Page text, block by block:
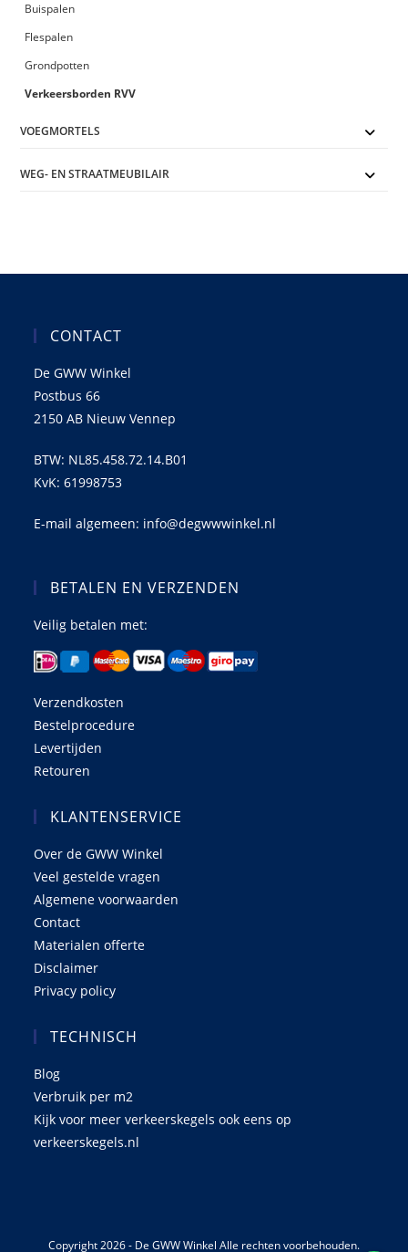
Buispalen
Flespalen
Grondpotten
Verkeersborden RVV
VOEGMORTELS
WEG- EN STRAATMEUBILAIR
CONTACT
De GWW Winkel
Postbus 66
2150 AB Nieuw Vennep
BTW: NL85.458.72.14.B01
KvK: 61998753
E-mail algemeen: info@degwwwinkel.nl
BETALEN EN VERZENDEN
Veilig betalen met:
Verzendkosten
Bestelprocedure
Levertijden
Retouren
KLANTENSERVICE
Over de GWW Winkel
Veel gestelde vragen
Algemene voorwaarden
Contact
Materialen offerte
Disclaimer
Privacy policy
TECHNISCH
Blog
Verbruik per m2
Kijk voor meer verkeerskegels ook eens op
verkeerskegels.nl
Copyright 2026 - De GWW Winkel Alle rechten voorbehouden.